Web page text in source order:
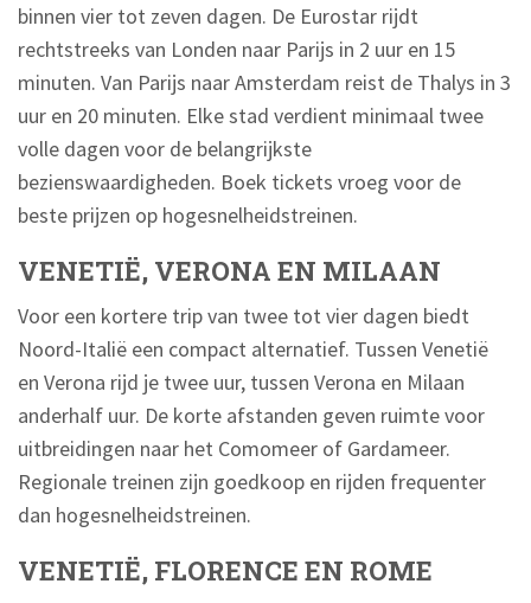
binnen vier tot zeven dagen. De Eurostar rijdt
rechtstreeks van Londen naar Parijs in 2 uur en 15
minuten. Van Parijs naar Amsterdam reist de Thalys in 3
uur en 20 minuten. Elke stad verdient minimaal twee
volle dagen voor de belangrijkste
bezienswaardigheden. Boek tickets vroeg voor de
beste prijzen op hogesnelheidstreinen.
VENETIË, VERONA EN MILAAN
Voor een kortere trip van twee tot vier dagen biedt
Noord-Italië een compact alternatief. Tussen Venetië
en Verona rijd je twee uur, tussen Verona en Milaan
anderhalf uur. De korte afstanden geven ruimte voor
uitbreidingen naar het Comomeer of Gardameer.
Regionale treinen zijn goedkoop en rijden frequenter
dan hogesnelheidstreinen.
VENETIË, FLORENCE EN ROME